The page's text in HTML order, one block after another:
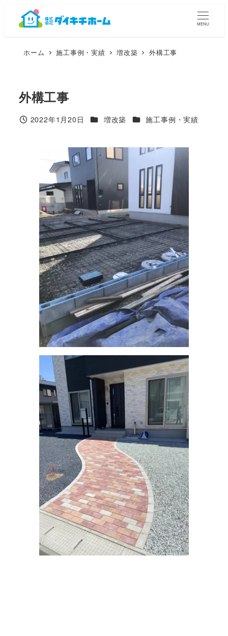
MENU
ホーム 施工事例・実績 増改築 外構工事
外構工事
投稿日2022年1月20日 カテゴリー
増改築 カテゴリー
施工事例・実績